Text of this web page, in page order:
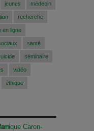
jeunes médecin
recherche
en ligne
santé
séminaire
vidéo
éthique